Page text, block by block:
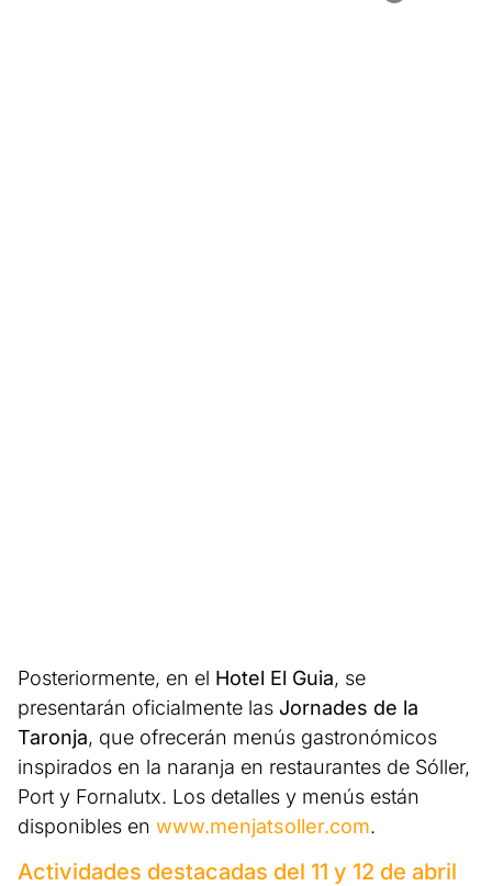
Posteriormente, en el Hotel El Guia, se
presentarán oficialmente las Jornades de la
Taronja, que ofrecerán menús gastronómicos
inspirados en la naranja en restaurantes de Sóller,
Port y Fornalutx. Los detalles y menús están
disponibles en www.menjatsoller.com.
Actividades destacadas del 11 y 12 de abril